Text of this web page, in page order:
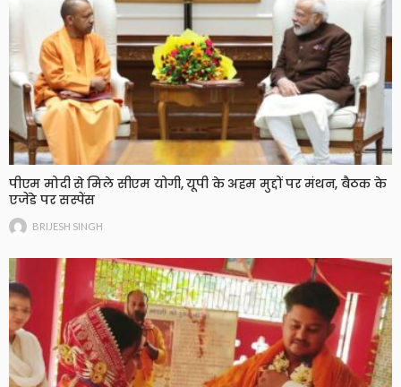
पीएम मोदी से मिले सीएम योगी, यूपी के अहम मुद्दों पर मंथन, बैठक के
एजेंडे पर सस्पेंस
BRIJESH SINGH